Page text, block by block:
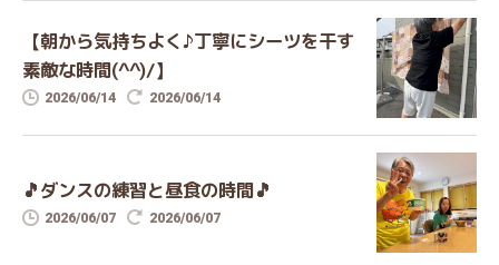
【朝から気持ちよく♪丁寧にシーツを干す
素敵な時間(^^)/】
2026/06/14 2026/06/14
🎵ダンスの練習と昼食の時間🎵
2026/06/07 2026/06/07